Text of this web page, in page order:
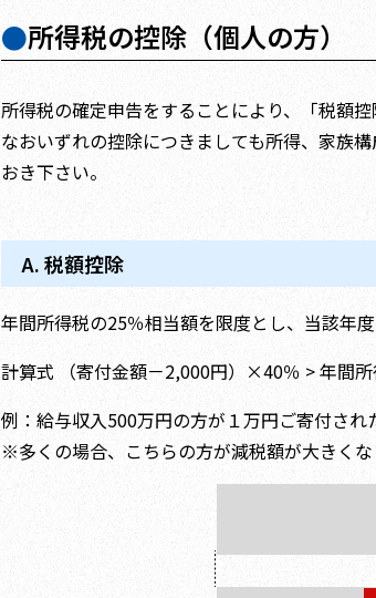
●所得税の控除（個人の方）
所得税の確定申告をすることにより、「税額
なおいずれの控除につきましても所得、家族
おき下さい。
A. 税額控除
年間所得税の25％相当額を限度とし、当該年
計算式 （寄付金額－2,000円）×40％ > 年
例：給与収入500万円の方が１万円ご寄付され
※多くの場合、こちらの方が減税額が大きくな